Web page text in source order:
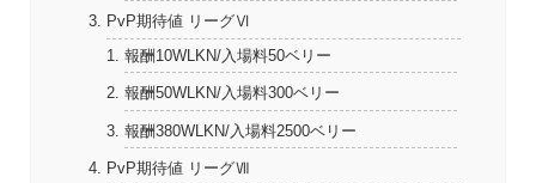
PvP期待値 リーグⅥ
報酬10WLKN/入場料50ベリー
報酬50WLKN/入場料300ベリー
報酬380WLKN/入場料2500ベリー
PvP期待値 リーグⅦ